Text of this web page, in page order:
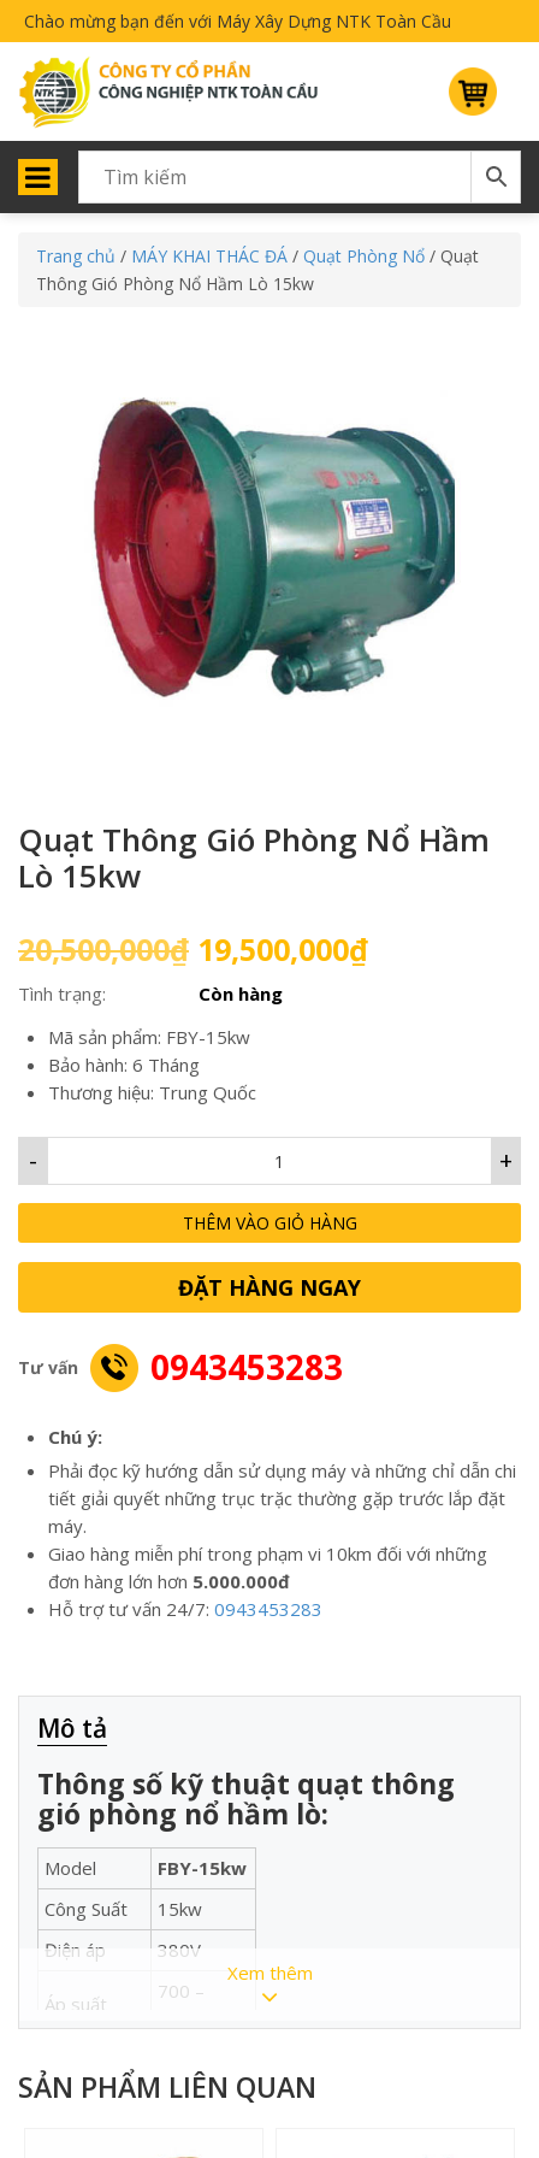
Chào mừng bạn đến với Máy Xây Dựng NTK Toàn Cầu
Trang chủ / MÁY KHAI THÁC ĐÁ / Quạt Phòng Nổ / Quạt
Thông Gió Phòng Nổ Hầm Lò 15kw
Quạt Thông Gió Phòng Nổ Hầm
Lò 15kw
20,500,000₫ Giá
gốc
là:
20,500,000₫.
19,500,000₫Giá
Tình trạng:
Còn hàng
Mã sản phẩm: FBY-15kw
Bảo hành: 6 Tháng
Thương hiệu: Trung Quốc
+
-
THÊM VÀO GIỎ HÀNG
ĐẶT HÀNG NGAY
Tư vấn 0943453283
Chú ý:
Phải đọc kỹ hướng dẫn sử dụng máy và những chỉ dẫn chi
tiết giải quyết những trục trặc thường gặp trước lắp đặt
máy.
Giao hàng miễn phí trong phạm vi 10km đối với những
đơn hàng lớn hơn 5.000.000đ
Hỗ trợ tư vấn 24/7: 0943453283
Mô tả
Thông số kỹ thuật quạt thông
gió phòng nổ hầm lò:
Model
FBY-15kw
Công Suất
15kw
Điện áp
380V
Áp suất
700 –
Lưu lượng
180m3/p
Xem thêm
SẢN PHẨM LIÊN QUAN